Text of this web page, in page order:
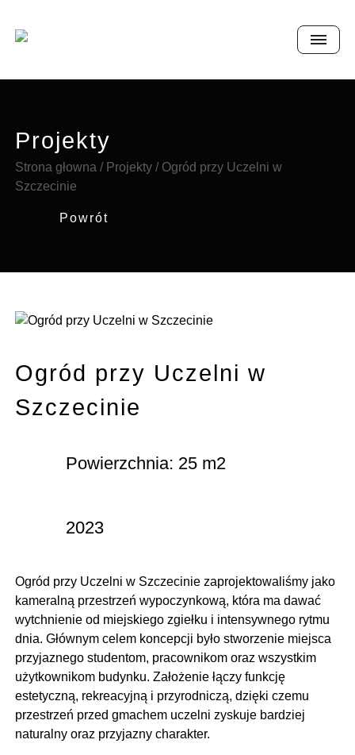
Projekty
Strona głowna / Projekty / Ogród przy Uczelni w
Szczecinie
Powrót
Ogród przy Uczelni w
Szczecinie
Powierzchnia: 25 m2
2023
Ogród przy Uczelni w Szczecinie zaprojektowaliśmy jako
kameralną przestrzeń wypoczynkową, która ma dawać
wytchnienie od miejskiego zgiełku i intensywnego rytmu
dnia. Głównym celem koncepcji było stworzenie miejsca
przyjaznego studentom, pracownikom oraz wszystkim
użytkownikom budynku. Założenie łączy funkcję
estetyczną, rekreacyjną i przyrodniczą, dzięki czemu
przestrzeń przed gmachem uczelni zyskuje bardziej
naturalny oraz przyjazny charakter.